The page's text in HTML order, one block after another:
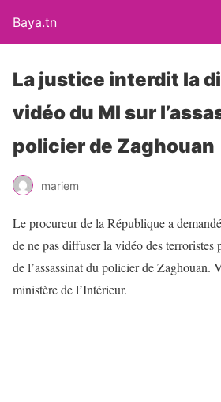
Baya.tn
La justice interdit la
vidéo du MI sur
policier de Zaghouan
mariem
Le procureur de la République a
de ne pas diffuser la vidéo des terroristes
de l’assassinat du policier de Zaghouan.
ministère de l’Intérieur.